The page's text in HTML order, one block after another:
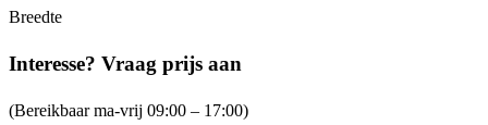
Breedte
Interesse? Vraag prijs aan
(Bereikbaar ma-vrij 09:00 – 17:00)